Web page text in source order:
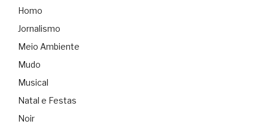
Homo
Jornalismo
Meio Ambiente
Mudo
Musical
Natal e Festas
Noir